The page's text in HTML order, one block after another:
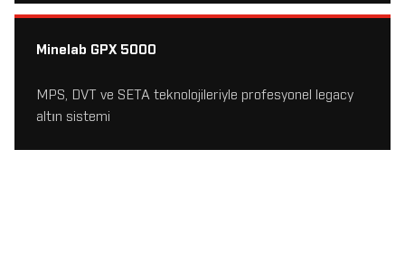
Minelab GPX 5000
MPS, DVT ve SETA teknolojileriyle profesyonel legacy
altın sistemi